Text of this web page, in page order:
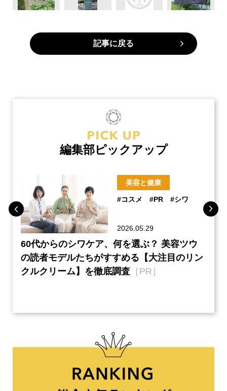
記事に戻る
編集部ピックアップ
美容と健康
#コスメ #PR #シワ
2026.05.29
60代からのシワケア、何を選ぶ？ 美容ツウ
の読者モデルたちがすすめる【大注目のリン
クルクリーム】を徹底調査 ［PR］